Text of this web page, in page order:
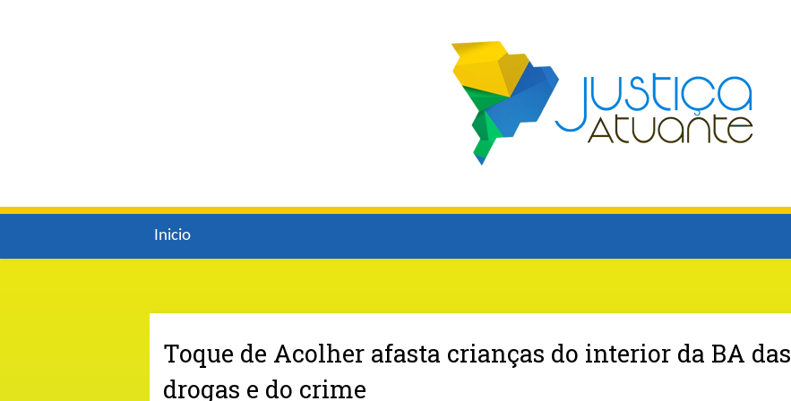
Inicio
Toque de Acolher afasta crianças do interior da BA das
drogas e do crime